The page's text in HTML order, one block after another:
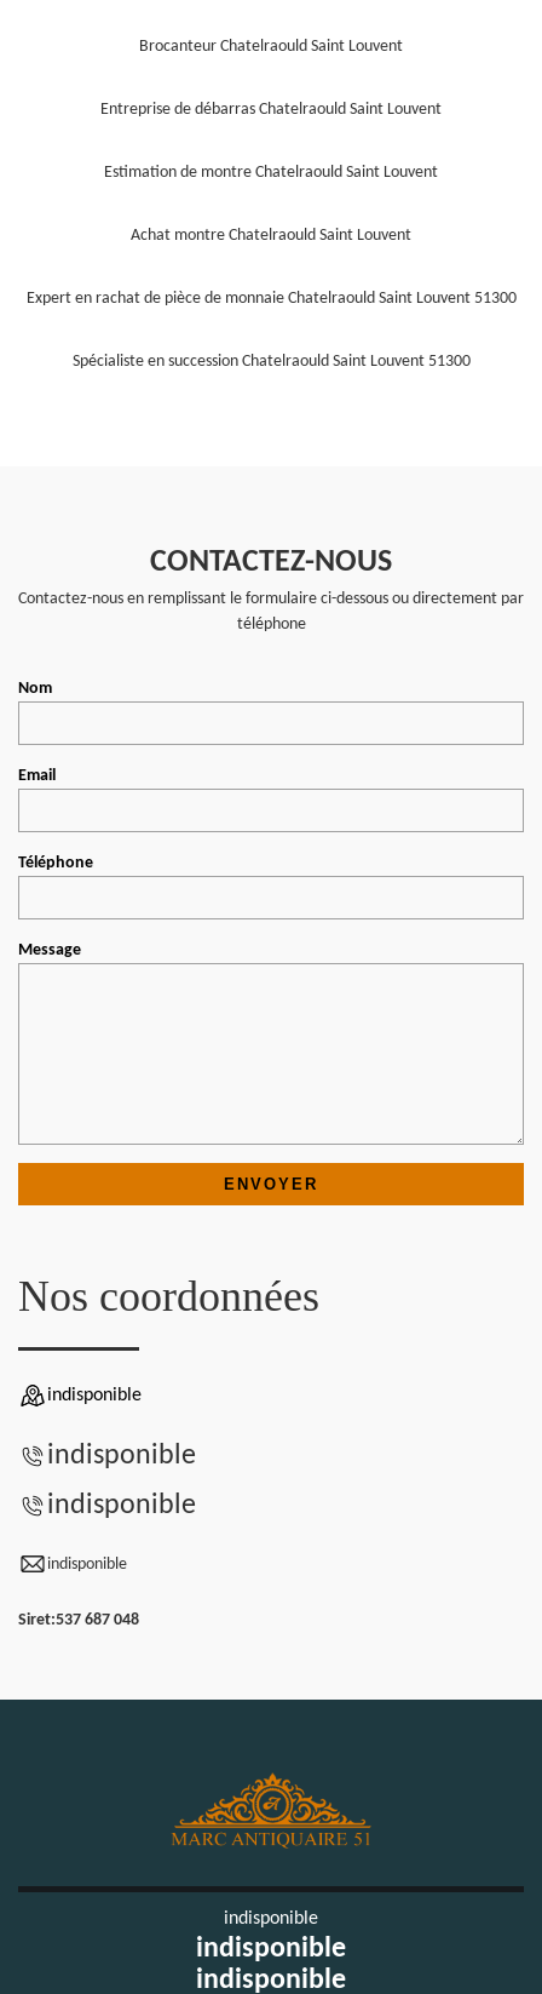
Brocanteur Chatelraould Saint Louvent
Entreprise de débarras Chatelraould Saint Louvent
Estimation de montre Chatelraould Saint Louvent
Achat montre Chatelraould Saint Louvent
Expert en rachat de pièce de monnaie Chatelraould Saint Louvent 51300
Spécialiste en succession Chatelraould Saint Louvent 51300
CONTACTEZ-NOUS
Contactez-nous en remplissant le formulaire ci-dessous ou directement par
téléphone
Nom
Email
Téléphone
Message
Nos coordonnées
indisponible
indisponible
indisponible
indisponible
Siret:537 687 048
indisponible
indisponible
indisponible